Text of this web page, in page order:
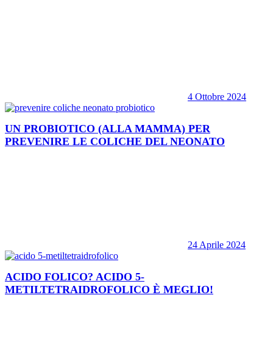
4 Ottobre 2024
UN PROBIOTICO (ALLA MAMMA) PER
PREVENIRE LE COLICHE DEL NEONATO
24 Aprile 2024
ACIDO FOLICO? ACIDO 5-
METILTETRAIDROFOLICO È MEGLIO!